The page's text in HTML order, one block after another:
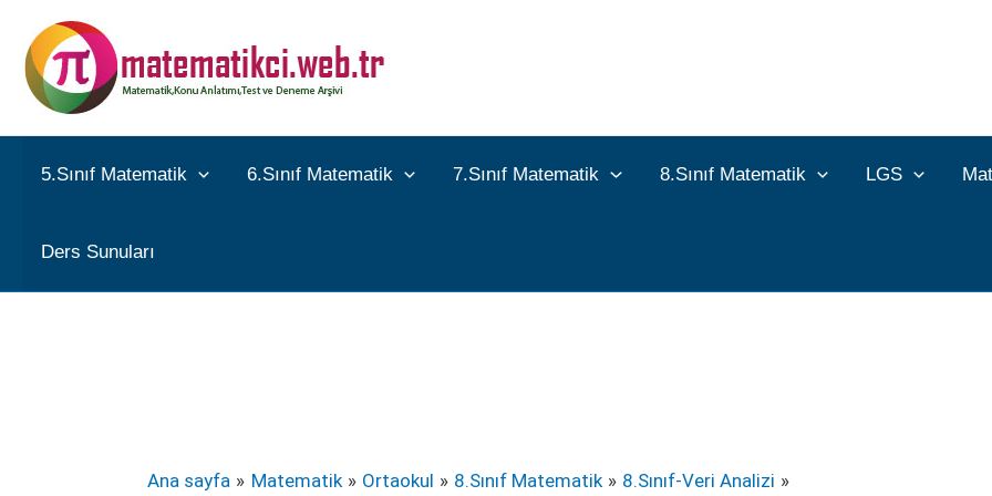
atla
5.Sınıf Matematik 6.Sınıf Matematik 7.Sınıf Matematik 8.Sınıf Matematik LGS
Ders Sunuları
Ana sayfa Matematik Ortaokul 8.Sınıf Matematik
8.Sınıf-Veri Analizi